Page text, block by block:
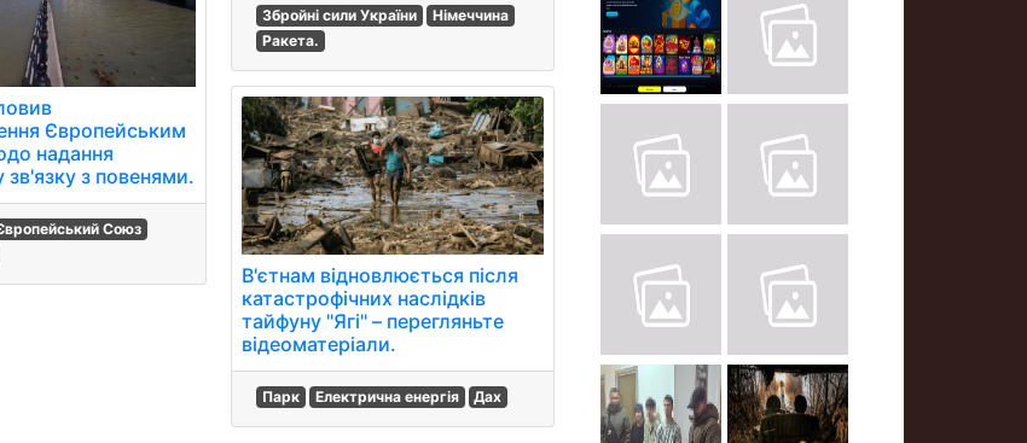
Європейським
надання
з повенями.
Союз
Збройні сили України
Німеччина
Ракета.
В'єтнам відновлюється після
катастрофічних наслідків
тайфуну "Ягі" – перегляньте
відеоматеріали.
Парк Електрична енергія Дах